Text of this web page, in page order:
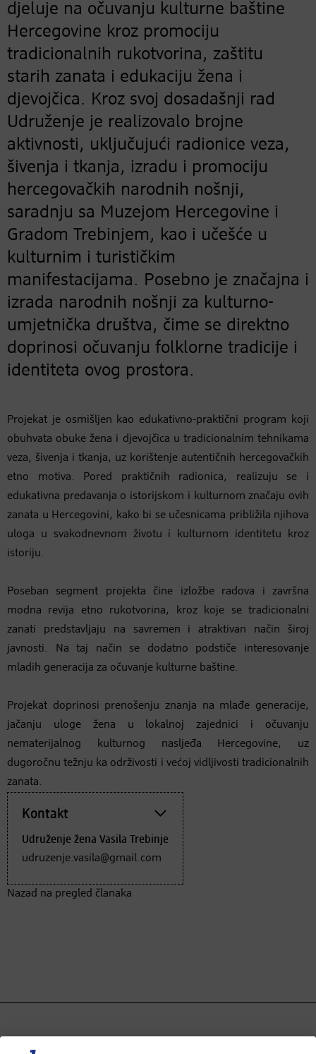
djeluje na očuvanju kulturne baštine
Hercegovine kroz promociju
tradicionalnih rukotvorina, zaštitu
starih zanata i edukaciju žena i
djevojčica. Kroz svoj dosadašnji rad
Udruženje je realizovalo brojne
aktivnosti, uključujući radionice veza,
šivenja i tkanja, izradu i promociju
hercegovačkih narodnih nošnji,
saradnju sa Muzejom Hercegovine i
Gradom Trebinjem, kao i učešće u
kulturnim i turističkim
manifestacijama. Posebno je značajna i
izrada narodnih nošnji za kulturno-
umjetnička društva, čime se direktno
doprinosi očuvanju folklorne tradicije i
identiteta ovog prostora.
Projekat je osmišljen kao edukativno-praktični program koji
obuhvata obuke žena i djevojčica u tradicionalnim tehnikama
veza, šivenja i tkanja, uz korištenje autentičnih hercegovačkih
etno motiva. Pored praktičnih radionica, realizuju se i
edukativna predavanja o istorijskom i kulturnom značaju ovih
zanata u Hercegovini, kako bi se učesnicama približila njihova
uloga u svakodnevnom životu i kulturnom identitetu kroz
istoriju.
Poseban segment projekta čine izložbe radova i završna
modna revija etno rukotvorina, kroz koje se tradicionalni
zanati predstavljaju na savremen i atraktivan način široj
javnosti. Na taj način se dodatno podstiče interesovanje
mladih generacija za očuvanje kulturne baštine.
Projekat doprinosi prenošenju znanja na mlađe generacije,
jačanju uloge žena u lokalnoj zajednici i očuvanju
nematerijalnog kulturnog nasljeđa Hercegovine, uz
dugoročnu težnju ka održivosti i većoj vidljivosti tradicionalnih
zanata.
Kontakt
Udruženje žena Vasila Trebinje
udruzenje.vasila@gmail.com
Nazad na pregled članaka